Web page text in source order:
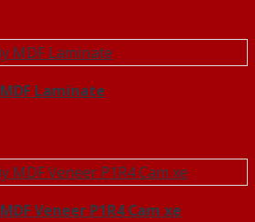
Laminate
Veneer P1R4 Cam xe